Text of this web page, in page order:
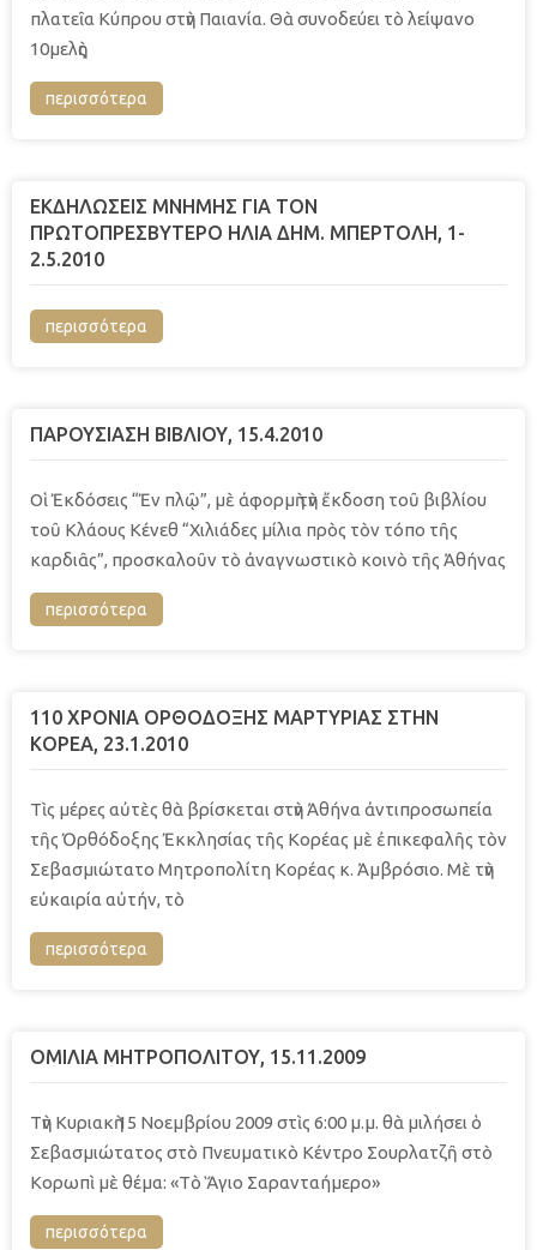
πλατεῖα Κύπρου στὴν Παιανία. Θὰ συνοδεύει τὸ λείψανο
10μελὴς
περισσότερα
ΕΚΔΗΛΩΣΕΙΣ ΜΝΗΜΗΣ ΓΙΑ ΤΟΝ
ΠΡΩΤΟΠΡΕΣΒΥΤΕΡΟ ΗΛΙΑ ΔΗΜ. ΜΠΕΡΤΟΛΗ, 1-
2.5.2010
περισσότερα
ΠΑΡΟΥΣΙΑΣΗ ΒΙΒΛΙΟΥ, 15.4.2010
Οἱ Ἐκδόσεις “Ἐν πλῷ”, μὲ ἀφορμὴ τὴν ἔκδοση τοῦ βιβλίου
τοῦ Κλάους Κένεθ “Χιλιάδες μίλια πρὸς τὸν τόπο τῆς
καρδιᾶς”, προσκαλοῦν τὸ ἀναγνωστικὸ κοινὸ τῆς Ἀθήνας
περισσότερα
110 ΧΡΟΝΙΑ ΟΡΘΟΔΟΞΗΣ ΜΑΡΤΥΡΙΑΣ ΣΤΗΝ
ΚΟΡΕΑ, 23.1.2010
Τὶς μέρες αὐτὲς θὰ βρίσκεται στὴν Ἀθήνα ἀντιπροσωπεία
τῆς Ὀρθόδοξης Ἐκκλησίας τῆς Κορέας μὲ ἐπικεφαλῆς τὸν
Σεβασμιώτατο Μητροπολίτη Κορέας κ. Ἀμβρόσιο. Μὲ τὴν
εὐκαιρία αὐτήν, τὸ
περισσότερα
ΟΜΙΛΙΑ ΜΗΤΡΟΠΟΛΙΤΟΥ, 15.11.2009
Τὴν Κυριακὴ 15 Νοεμβρίου 2009 στὶς 6:00 μ.μ. θὰ μιλήσει ὁ
Σεβασμιώτατος στὸ Πνευματικὸ Κέντρο Σουρλατζῆ στὸ
Κορωπὶ μὲ θέμα: «Τὸ Ἅγιο Σαρανταήμερο»
περισσότερα